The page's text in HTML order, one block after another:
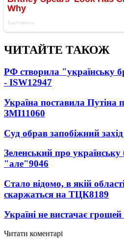
ЧИТАЙТЕ ТАКОЖ
РФ створила "українську
- ISW12947
Україна поставила Путіна
ЗМІ11060
Суд обрав запобіжний
Зеленський про українську
"але"9046
Стало відомо, в якій
скаржаться на ТЦК8189
Україні не вистачає
Читати коментарі